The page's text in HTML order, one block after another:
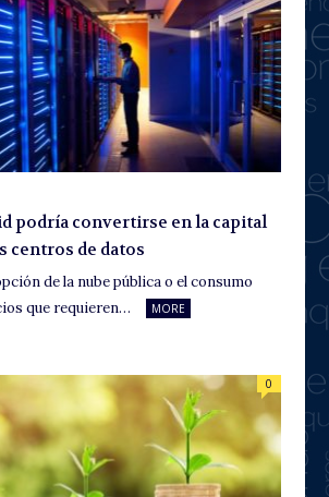
podría convertirse en la capital
centros de datos
de la nube pública o el consumo
que requieren…
MORE
0